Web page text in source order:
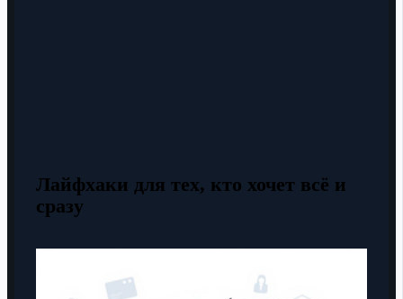
Лайфхаки для тех, кто хочет всё и
сразу